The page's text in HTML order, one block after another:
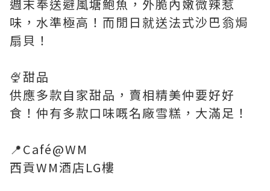
週末奉送避風塘鮑魚，外脆內嫩微辣惹
味，水準極高！而閒日就送法式沙巴翁焗
扇貝！
🍨甜品
供應多款自家甜品，賣相精美仲要好好
食！仲有多款口味嘅名廠雪糕，大滿足！
📍Café@WM
西貢WM酒店LG樓